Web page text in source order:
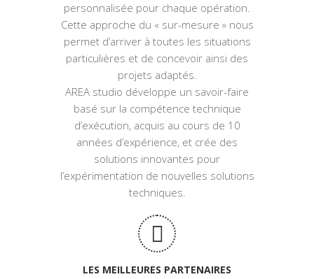
personnalisée pour chaque opération.
Cette approche du « sur-mesure » nous
permet d’arriver à toutes les situations
particulières et de concevoir ainsi des
projets adaptés.
AREA studio développe un savoir-faire
basé sur la compétence technique
d’exécution, acquis au cours de 10
années d’expérience, et crée des
solutions innovantes pour
l’expérimentation de nouvelles solutions
techniques.
LES MEILLEURES PARTENAIRES